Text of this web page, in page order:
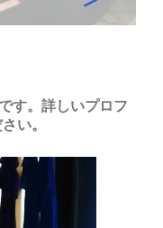
す。詳しいプロフ
い。